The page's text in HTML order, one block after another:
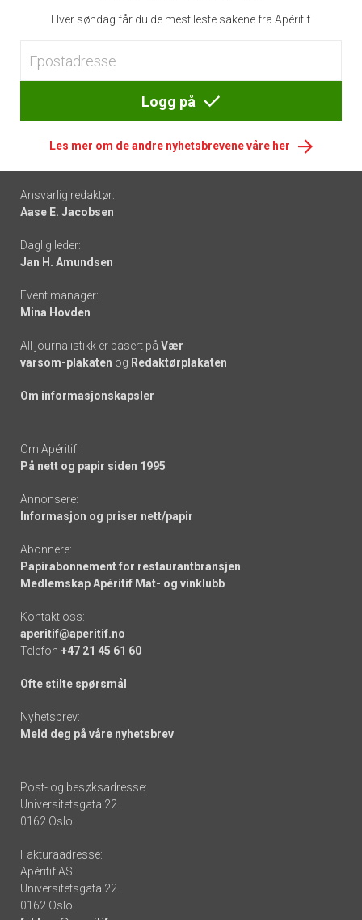
Hver søndag får du de mest leste sakene fra Apéritif
Logg på
Les mer om de andre nyhetsbrevene våre her
Footer
-
links
Ansvarlig redaktør:
Aase E. Jacobsen
Daglig leder:
Jan H. Amundsen
Event manager:
Mina Hovden
All journalistikk er basert på Vær
varsom-plakaten og Redaktørplakaten
Om informasjonskapsler
Om Apéritif:
På nett og papir siden 1995
Annonsere:
Informasjon og priser nett/papir
Abonnere:
Papirabonnement for restaurantbransjen
Medlemskap Apéritif Mat- og vinklubb
Kontakt oss:
aperitif@aperitif.no
Telefon +47 21 45 61 60
Ofte stilte spørsmål
Nyhetsbrev:
Meld deg på våre nyhetsbrev
Post- og besøksadresse:
Universitetsgata 22
0162 Oslo
Fakturaadresse:
Apéritif AS
Universitetsgata 22
0162 Oslo